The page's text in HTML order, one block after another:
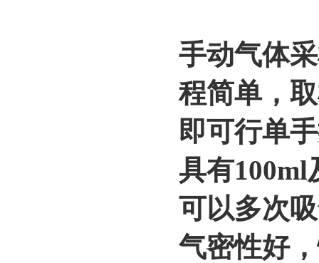
手动气体
程简单，
即可行单
具有100ml
可以多次
气密性好